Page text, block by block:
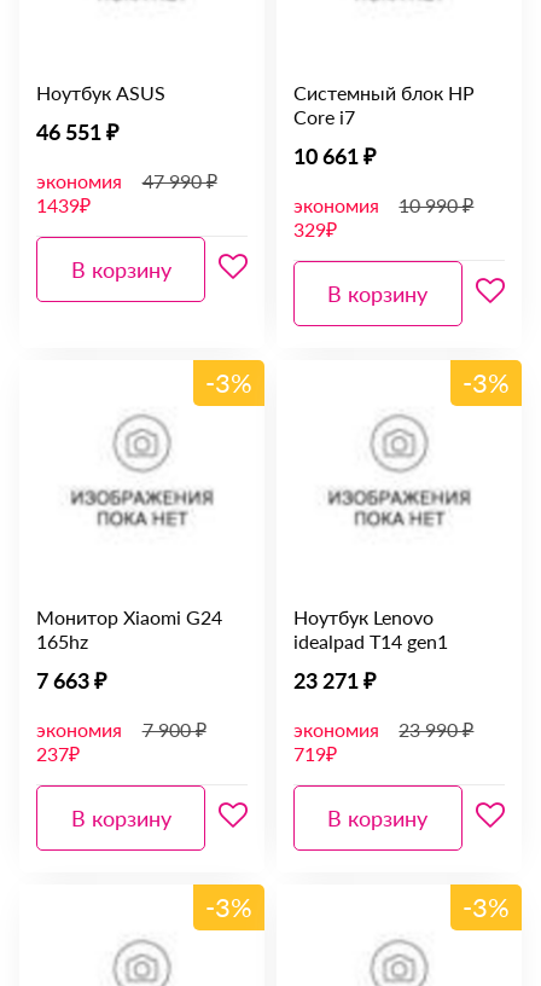
Ноутбук ASUS
46 551 ₽
экономия
1439₽
47 990 ₽
В корзину
Системный блок HP
Core i7
10 661 ₽
экономия
329₽
10 990 ₽
В корзину
-3%
Монитор Xiaomi G24
165hz
7 663 ₽
экономия
237₽
7 900 ₽
В корзину
-3%
Ноутбук Lenovo
idealpad T14 gen1
23 271 ₽
экономия
719₽
23 990 ₽
В корзину
-3% -3%